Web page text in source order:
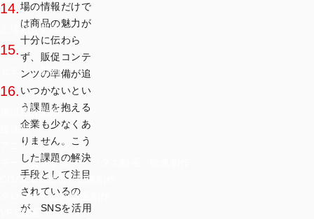
14.
工場紹介動画
15.
セミナー動画
16.
施設紹介動画
技術別
アニメーション/
モーショングラフィックス動画・映像制作
CG/3DCG動画・映像制作
クロマキー合成動画制作
VFX動画
場の情報だけで
は商品の魅力が
十分に伝わら
ず、販促コンテ
ンツの準備が追
いつかないとい
う課題を抱える
企業も少なくあ
りません。こう
した課題の解決
手段として注目
されているの
が、SNSを活用